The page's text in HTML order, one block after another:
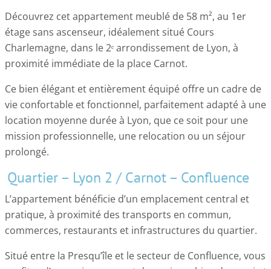
Découvrez cet appartement meublé de 58 m², au 1er
étage sans ascenseur, idéalement situé Cours
Charlemagne, dans le 2ᵉ arrondissement de Lyon, à
proximité immédiate de la place Carnot.
Ce bien élégant et entièrement équipé offre un cadre de
vie confortable et fonctionnel, parfaitement adapté à une
location moyenne durée à Lyon, que ce soit pour une
mission professionnelle, une relocation ou un séjour
prolongé.
Quartier – Lyon 2 / Carnot – Confluence
L’appartement bénéficie d’un emplacement central et
pratique, à proximité des transports en commun,
commerces, restaurants et infrastructures du quartier.
Situé entre la Presqu’île et le secteur de Confluence, vous